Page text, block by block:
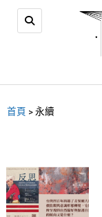
首頁 >永續